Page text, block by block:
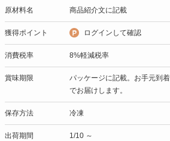
原材料名 商品紹介文に記載
獲得ポイント ログインして確認
消費税率 8%軽減税率
賞味期限
パッケージに記載。お手元到
でお届けします。
保存方法 冷凍
出荷期間 1/10 ～